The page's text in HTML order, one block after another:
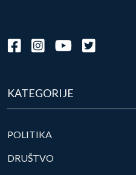
KATEGORIJE
POLITIKA
DRUŠTVO